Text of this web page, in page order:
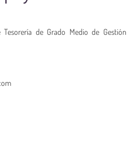
de Grado Medio de Gestión